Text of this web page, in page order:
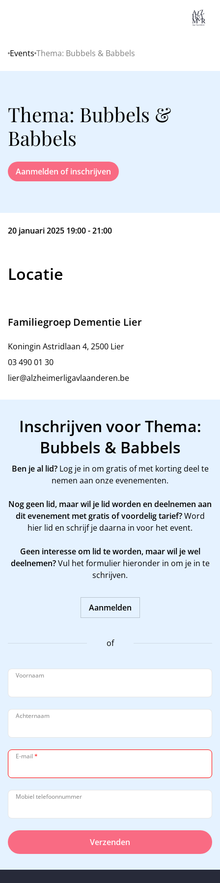
Home
Events Thema: Bubbels & Babbels
Thema: Bubbels &
Babbels
Aanmelden of inschrijven
20 januari 2025 19:00 - 21:00
Locatie
Familiegroep Dementie Lier
Koningin Astridlaan 4, 2500 Lier
03 490 01 30
lier@alzheimerligavlaanderen.be
Inschrijven voor Thema:
Bubbels & Babbels
Ben je al lid?Log je in om gratis of met korting deel te
nemen aan onze evenementen.
Nog geen lid, maar wil je lid worden en deelnemen aan
dit evenement met gratis of voordelig tarief?Word
hier lid en schrijf je daarna in voor het event.
Geen interesse om lid te worden, maar wil je wel
deelnemen?Vul het formulier hieronder in om je in te
schrijven.
Aanmelden
of
Voornaam
Achternaam
E-mail *
Mobiel telefoonnummer
Verzenden